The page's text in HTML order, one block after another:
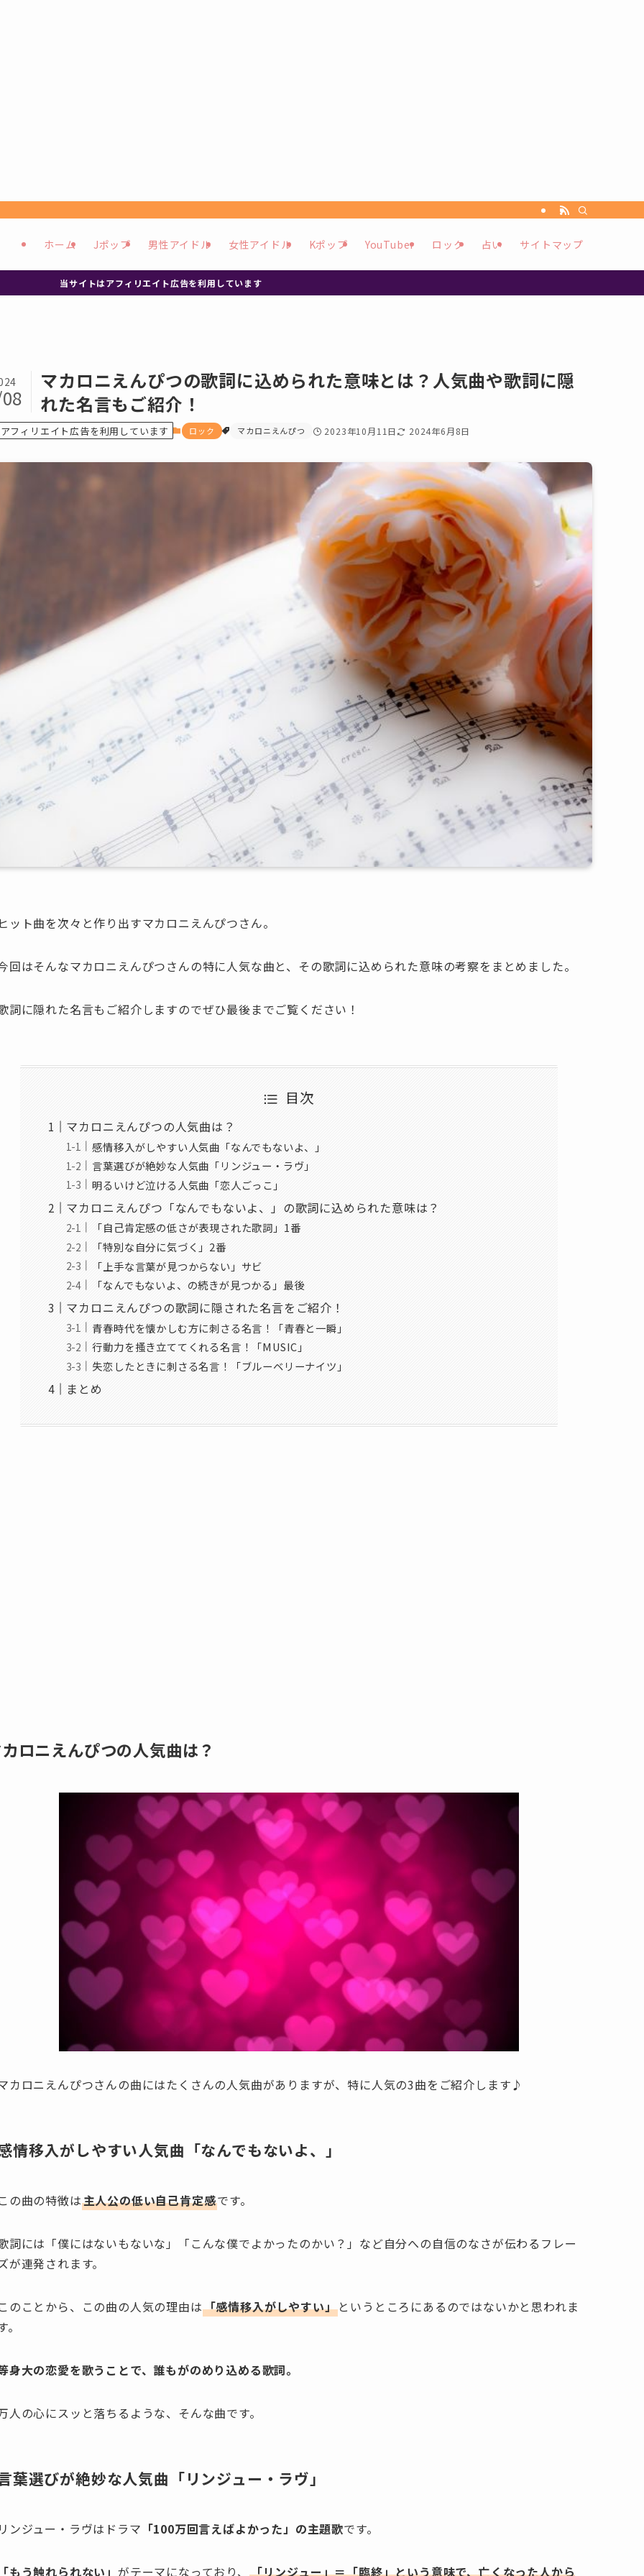
ホーム Jポップ 男性アイドル 女性アイドル Kポップ YouTuber ロック 占い サイトマップ
当サイトはアフィリエイト広告を利用しています
マカロニえんぴつの歌詞に込められた意味とは？人気曲や歌詞に隠
れた名言もご紹介！
アフィリエイト広告を利用しています ロック マカロニえんぴつ 2023年10月11日 2024年6月8日
ット曲を次々と作り出すマカロニえんぴつさん。
回はそんなマカロニえんぴつさんの特に人気な曲と、その歌詞に込められた意味の考察をまとめました。
詞に隠れた名言もご紹介しますのでぜひ最後までご覧ください！
目次
マカロニえんぴつの人気曲は？
感情移入がしやすい人気曲「なんでもないよ、」
言葉選びが絶妙な人気曲「リンジュー・ラヴ」
明るいけど泣ける人気曲「恋人ごっこ」
マカロニえんぴつ「なんでもないよ、」の歌詞に込められた意味は？
「自己肯定感の低さが表現された歌詞」1番
「特別な自分に気づく」2番
「上手な言葉が見つからない」サビ
「なんでもないよ、の続きが見つかる」最後
マカロニえんぴつの歌詞に隠された名言をご紹介！
青春時代を懐かしむ方に刺さる名言！「青春と一瞬」
行動力を搔き立ててくれる名言！「MUSIC」
失恋したときに刺さる名言！「ブルーベリーナイツ」
まとめ
ロニえんぴつの人気曲は？
カロニえんぴつさんの曲にはたくさんの人気曲がありますが、特に人気の3曲をご紹介します♪
情移入がしやすい人気曲「なんでもないよ、」
の曲の特徴は主人公の低い自己肯定感です。
詞には「僕にはないもないな」「こんな僕でよかったのかい？」など自分への自信のなさが伝わるフレー
が連発されます。
のことから、この曲の人気の理由は「感情移入がしやすい」というところにあるのではないかと思われま
。
身大の恋愛を歌うことで、誰もがのめり込める歌詞。
人の心にスッと落ちるような、そんな曲です。
葉選びが絶妙な人気曲「リンジュー・ラヴ」
ンジュー・ラヴはドラマ 「100万回言えばよかった」の主題歌です。
もう触れられない」 がテーマになっており、 「リンジュー」＝「臨終」という意味で、亡くなった人から